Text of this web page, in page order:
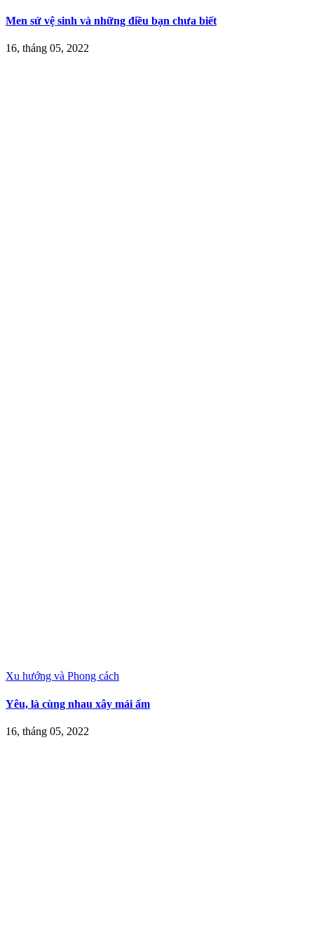
Men sứ vệ sinh và những điều bạn chưa biết
16, tháng 05, 2022
Xu hướng và Phong cách
Yêu, là cùng nhau xây mái ấm
16, tháng 05, 2022